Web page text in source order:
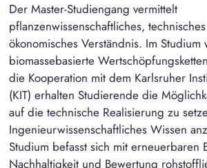
Der Master-Studiengang vermittelt
pflanzenwissenschaftliches,
ökonomisches Verständnis. Im Studium
biomassebasierte
die Kooperation mit dem Karlsruher
(KIT) erhalten Studierende die
auf die technische Realisierung zu
Ingenieurwissenschaftliches Wissen
Studium befasst sich mit erneuerbaren
Nachhaltigkeit und Bewertung